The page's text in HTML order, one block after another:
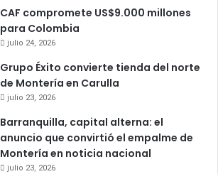
CAF compromete US$9.000 millones
para Colombia
julio 24, 2026
Grupo Éxito convierte tienda del norte
de Montería en Carulla
julio 23, 2026
Barranquilla, capital alterna: el
anuncio que convirtió el empalme de
Montería en noticia nacional
julio 23, 2026